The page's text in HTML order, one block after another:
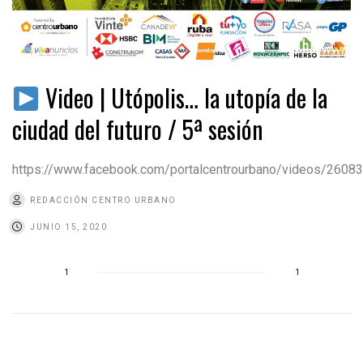
Video | Utópolis… la utopía de la
ciudad del futuro / 5ª sesión
https://www.facebook.com/portalcentrourbano/videos/
REDACCIÓN CENTRO URBANO
JUNIO 15, 2020
1 1